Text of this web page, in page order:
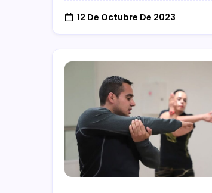
12 De Octubre De 2023